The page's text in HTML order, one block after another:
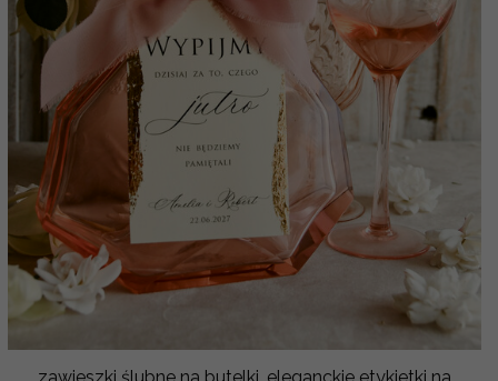
zawieszki ślubne na butelki, eleganckie etykietki na